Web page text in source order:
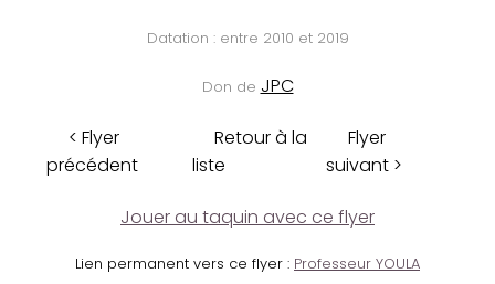
Datation : entre 2010 et 2019
Don de JPC
< Flyer
précédent
Retour à la
liste
Flyer
suivant >
Jouer au taquin avec ce flyer
Lien permanent vers ce flyer : Professeur YOULA